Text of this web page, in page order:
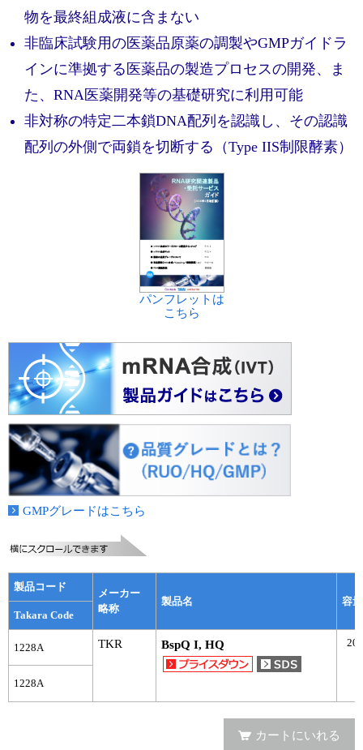
実験ガイド
リアルタイムPCR実験ガイド
遺伝子検査ガイド（食品・水質・家畜他）
NGSポータルサイト
幹細胞・再生医療研究ガイド
クローニング実験ガイド
エピジェネティクス実験ガイド
プロトコール集
ユーザーズボイス集
動画ライブラリー
Q&A
物を最終組成液に含まない
非臨床試験用の医薬品原薬の調製やGMPガイドラ
インに準拠する医薬品の製造プロセスの開発、ま
た、RNA医薬開発等の基礎研究に利用可能
非対称の特定二本鎖DNA配列を認識し、その認識
配列の外側で両鎖を切断する（Type IIS制限酵素）
パンフレットは
こちら
GMPグレードはこちら
製品コード
メーカー
略称
製品名
容量
Takara Code
1228A TKR BspQ I, HQ
1228A
カートにいれる